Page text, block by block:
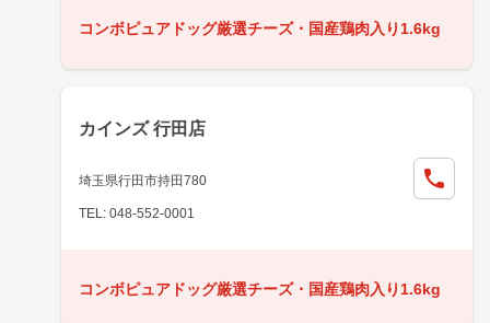
コンボピュアドッグ厳選チーズ・国産鶏肉入り1.6kg
カインズ 行田店
埼玉県行田市持田780
TEL: 048-552-0001
コンボピュアドッグ厳選チーズ・国産鶏肉入り1.6kg